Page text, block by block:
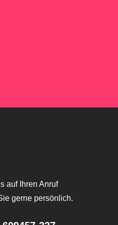
auf Ihren Anruf
gerne persönlich.